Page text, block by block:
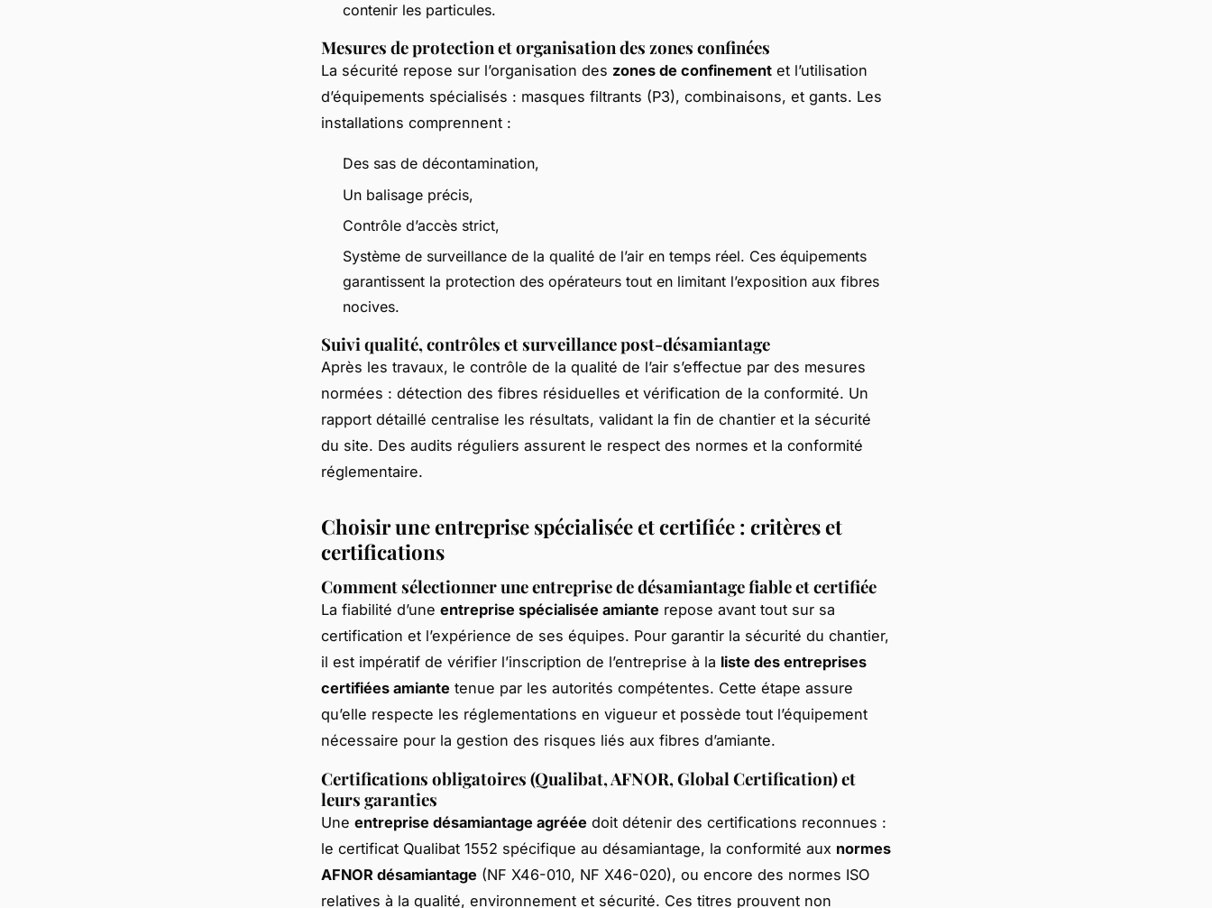
contenir les particules.
Mesures de protection et organisation des zones confinées
La sécurité repose sur l’organisation des zones de confinement et l’utilisation
d’équipements spécialisés : masques filtrants (P3), combinaisons, et gants. Les
installations comprennent :
Des sas de décontamination,
Un balisage précis,
Contrôle d’accès strict,
Système de surveillance de la qualité de l’air en temps réel. Ces équipements
garantissent la protection des opérateurs tout en limitant l’exposition aux fibres
nocives.
Suivi qualité, contrôles et surveillance post-désamiantage
Après les travaux, le contrôle de la qualité de l’air s’effectue par des mesures
normées : détection des fibres résiduelles et vérification de la conformité. Un
rapport détaillé centralise les résultats, validant la fin de chantier et la sécurité
du site. Des audits réguliers assurent le respect des normes et la conformité
réglementaire.
Choisir une entreprise spécialisée et certifiée : critères et
certifications
Comment sélectionner une entreprise de désamiantage fiable et certifiée
La fiabilité d’une entreprise spécialisée amiante repose avant tout sur sa
certification et l’expérience de ses équipes. Pour garantir la sécurité du chantier,
il est impératif de vérifier l’inscription de l’entreprise à la liste des entreprises
certifiées amiante tenue par les autorités compétentes. Cette étape assure
qu’elle respecte les réglementations en vigueur et possède tout l’équipement
nécessaire pour la gestion des risques liés aux fibres d’amiante.
Certifications obligatoires (Qualibat, AFNOR, Global Certification) et
leurs garanties
Une entreprise désamiantage agréée doit détenir des certifications reconnues :
le certificat Qualibat 1552 spécifique au désamiantage, la conformité aux normes
AFNOR désamiantage (NF X46-010, NF X46-020), ou encore des normes ISO
relatives à la qualité, environnement et sécurité. Ces titres prouvent non